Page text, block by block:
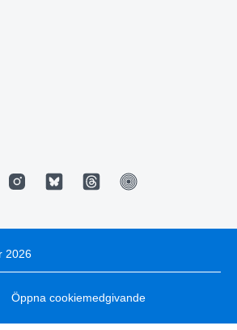
2026
Öppna cookiemedgivande